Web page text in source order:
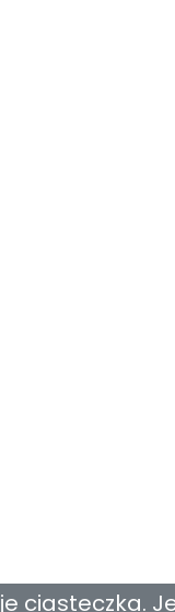
ciasteczka.